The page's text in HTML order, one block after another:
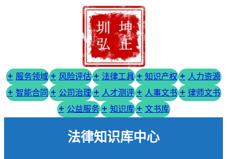
服务领域 风险评估 法律工具 知识产权
人力资源
智能合同
公司治理 人才测评 人事文书
律师文书
公益服务
知识库 文书库
法律知识库中心